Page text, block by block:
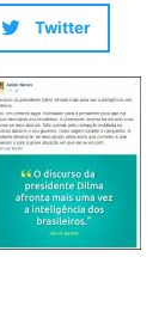
Twitter